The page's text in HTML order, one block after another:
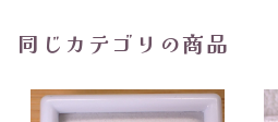
同じカテゴリの商品